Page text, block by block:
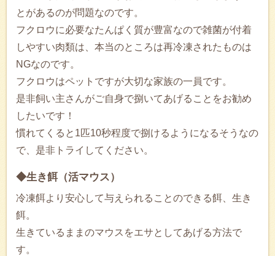
とがあるのが問題なのです。
フクロウに必要なたんぱく質が豊富なので雑菌が付着
しやすい肉類は、本当のところは再冷凍されたものは
NGなのです。
フクロウはペットですが大切な家族の一員です。
是非飼い主さんがご自身で捌いてあげることをお勧め
したいです！
慣れてくると1匹10秒程度で捌けるようになるそうなの
で、是非トライしてください。
◆生き餌（活マウス）
冷凍餌より安心して与えられることのできる餌、生き
餌。
生きているままのマウスをエサとしてあげる方法で
す。